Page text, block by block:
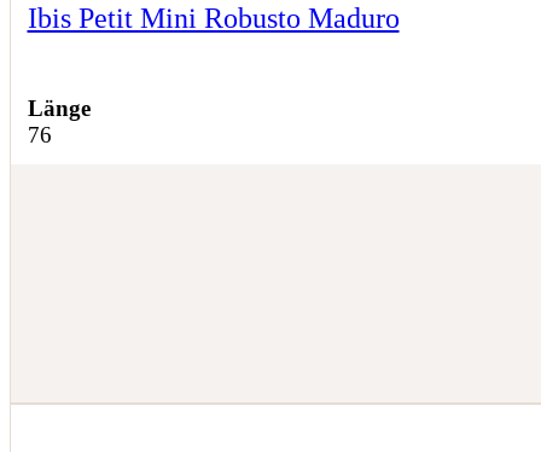
Ibis Petit Mini Robusto Maduro
Länge
76